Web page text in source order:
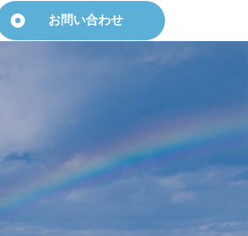
お問い合わせ